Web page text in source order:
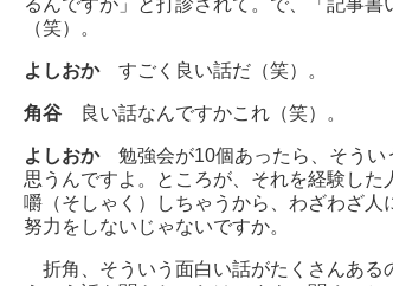
るんですが」と打診されて。で、「記事書
（笑）。
よしおかすごく良い話だ（笑）。
角谷 良い話なんですかこれ（笑）。
よしおか勉強会が10個あったら、そうい
思うんですよ。ところが、それを経験した
嚼（そしゃく）しちゃうから、わざわざ人
努力をしないじゃないですか。
折角、そういう面白い話がたくさんある